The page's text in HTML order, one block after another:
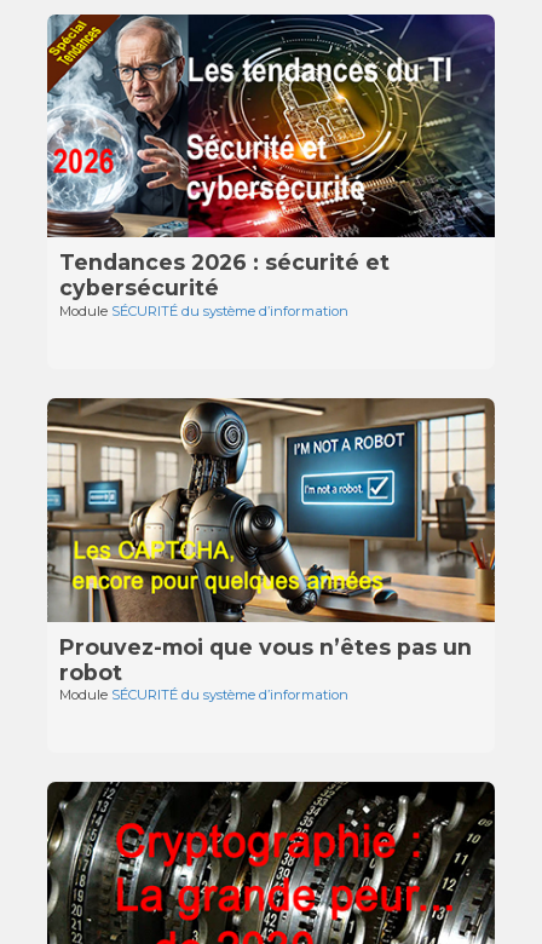
Tendances 2026 : sécurité et
cybersécurité
Module SÉCURITÉ du système d’information
Prouvez-moi que vous n’êtes pas un
robot
Module SÉCURITÉ du système d’information